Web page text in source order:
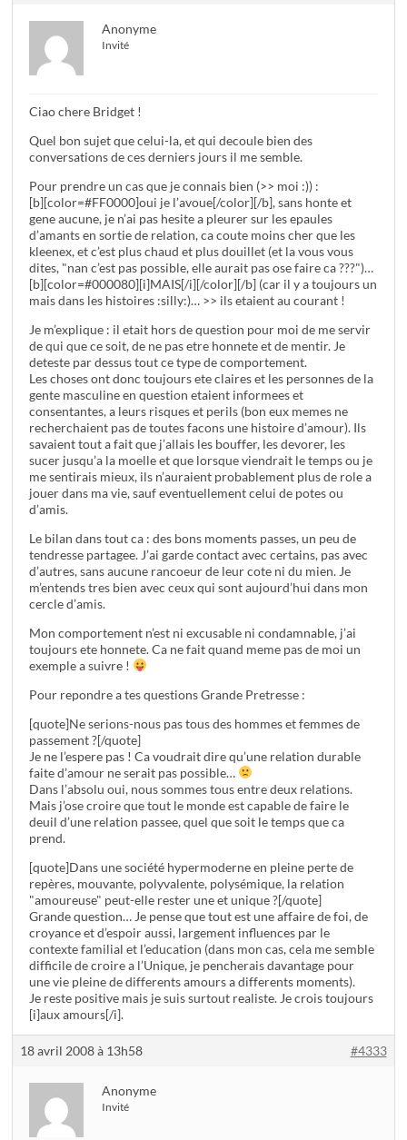
Anonyme
Invité
Ciao chere Bridget !
Quel bon sujet que celui-la, et qui decoule bien des
conversations de ces derniers jours il me semble.
Pour prendre un cas que je connais bien (>> moi :)) :
[b][color=#FF0000]oui je l’avoue[/color][/b], sans honte et
gene aucune, je n’ai pas hesite a pleurer sur les epaules
d’amants en sortie de relation, ca coute moins cher que les
kleenex, et c’est plus chaud et plus douillet (et la vous vous
dites, "nan c’est pas possible, elle aurait pas ose faire ca ???")…
[b][color=#000080][i]MAIS[/i][/color][/b] (car il y a toujours un
mais dans les histoires :silly:)… >> ils etaient au courant !
Je m’explique : il etait hors de question pour moi de me servir
de qui que ce soit, de ne pas etre honnete et de mentir. Je
deteste par dessus tout ce type de comportement.
Les choses ont donc toujours ete claires et les personnes de la
gente masculine en question etaient informees et
consentantes, a leurs risques et perils (bon eux memes ne
recherchaient pas de toutes facons une histoire d’amour). Ils
savaient tout a fait que j’allais les bouffer, les devorer, les
sucer jusqu’a la moelle et que lorsque viendrait le temps ou je
me sentirais mieux, ils n’auraient probablement plus de role a
jouer dans ma vie, sauf eventuellement celui de potes ou
d’amis.
Le bilan dans tout ca : des bons moments passes, un peu de
tendresse partagee. J’ai garde contact avec certains, pas avec
d’autres, sans aucune rancoeur de leur cote ni du mien. Je
m’entends tres bien avec ceux qui sont aujourd’hui dans mon
cercle d’amis.
Mon comportement n’est ni excusable ni condamnable, j’ai
toujours ete honnete. Ca ne fait quand meme pas de moi un
exemple a suivre !
Pour repondre a tes questions Grande Pretresse :
[quote]Ne serions-nous pas tous des hommes et femmes de
passement ?[/quote]
Je ne l’espere pas ! Ca voudrait dire qu’une relation durable
faite d’amour ne serait pas possible…
Dans l’absolu oui, nous sommes tous entre deux relations.
Mais j’ose croire que tout le monde est capable de faire le
deuil d’une relation passee, quel que soit le temps que ca
prend.
[quote]Dans une société hypermoderne en pleine perte de
repères, mouvante, polyvalente, polysémique, la relation
"amoureuse" peut-elle rester une et unique ?[/quote]
Grande question… Je pense que tout est une affaire de foi, de
croyance et d’espoir aussi, largement influences par le
contexte familial et l’education (dans mon cas, cela me semble
difficile de croire a l’Unique, je pencherais davantage pour
une vie pleine de differents amours a differents moments).
Je reste positive mais je suis surtout realiste. Je crois toujours
[i]aux amours[/i].
18 avril 2008 à 13h58 #4333
Anonyme
Invité